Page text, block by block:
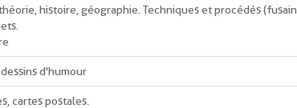
histoire, géographie. Techniques et procédés (fusain,
d'humour
cartes postales.